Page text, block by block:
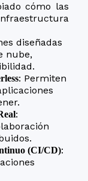
cómo las
diseñadas
nube,
: Permiten
:
(CI/CD):